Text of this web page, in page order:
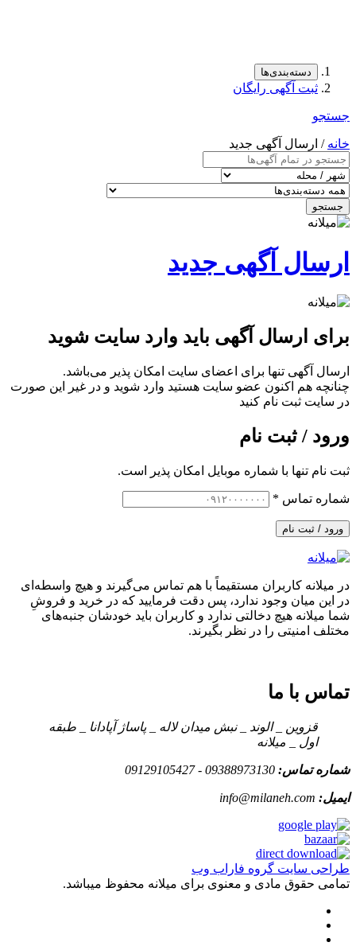
دسته‌بندی‌ها
ثبت آگهی رایگان
جستجو
خانه / ارسال‌ آگهی جدید
جستجو
ارسال‌ آگهی جدید
برای ارسال آگهی باید وارد سایت شوید
ارسال آگهی تنها برای اعضای سایت امکان پذیر می‌باشد.
چنانچه هم‌ اکنون عضو سایت هستید وارد شوید و در غیر این صورت
در سایت ثبت نام کنید
ورود / ثبت نام
ثبت نام تنها با شماره موبایل امکان پذیر است.
شماره تماس *
ورود / ثبت نام
در میلانه کاربران مستقیماً با هم تماس می‌گیرند و هیچ واسطه‌ای
در این میان وجود ندارد، پس دقت فرمایید که در خرید و فروشِ
شما میلانه هیچ دخالتی ندارد و کاربران باید خودشان جنبه‌های
مختلف امنیتی را در نظر بگیرند.
تماس با ما
قزوین _ الوند _ نبش میدان لاله _ پاساژ آپادانا _ طبقه
اول _ میلانه
شماره تماس: 09388973130 - 09129105427
ایمیل: info@milaneh.com
طراحی سایت گروه فاراب وب
تمامی حقوق مادی و معنوی برای میلانه محفوظ میباشد.